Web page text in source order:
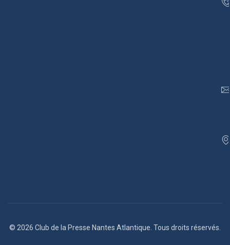
© 2026 Club de la Presse Nantes Atlantique. Tous droits réservés.